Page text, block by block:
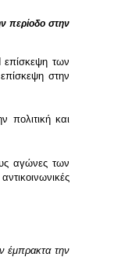
περίοδο στην
επίσκεψη των
στην
πολιτική και
αγώνες των
έμπρακτα την